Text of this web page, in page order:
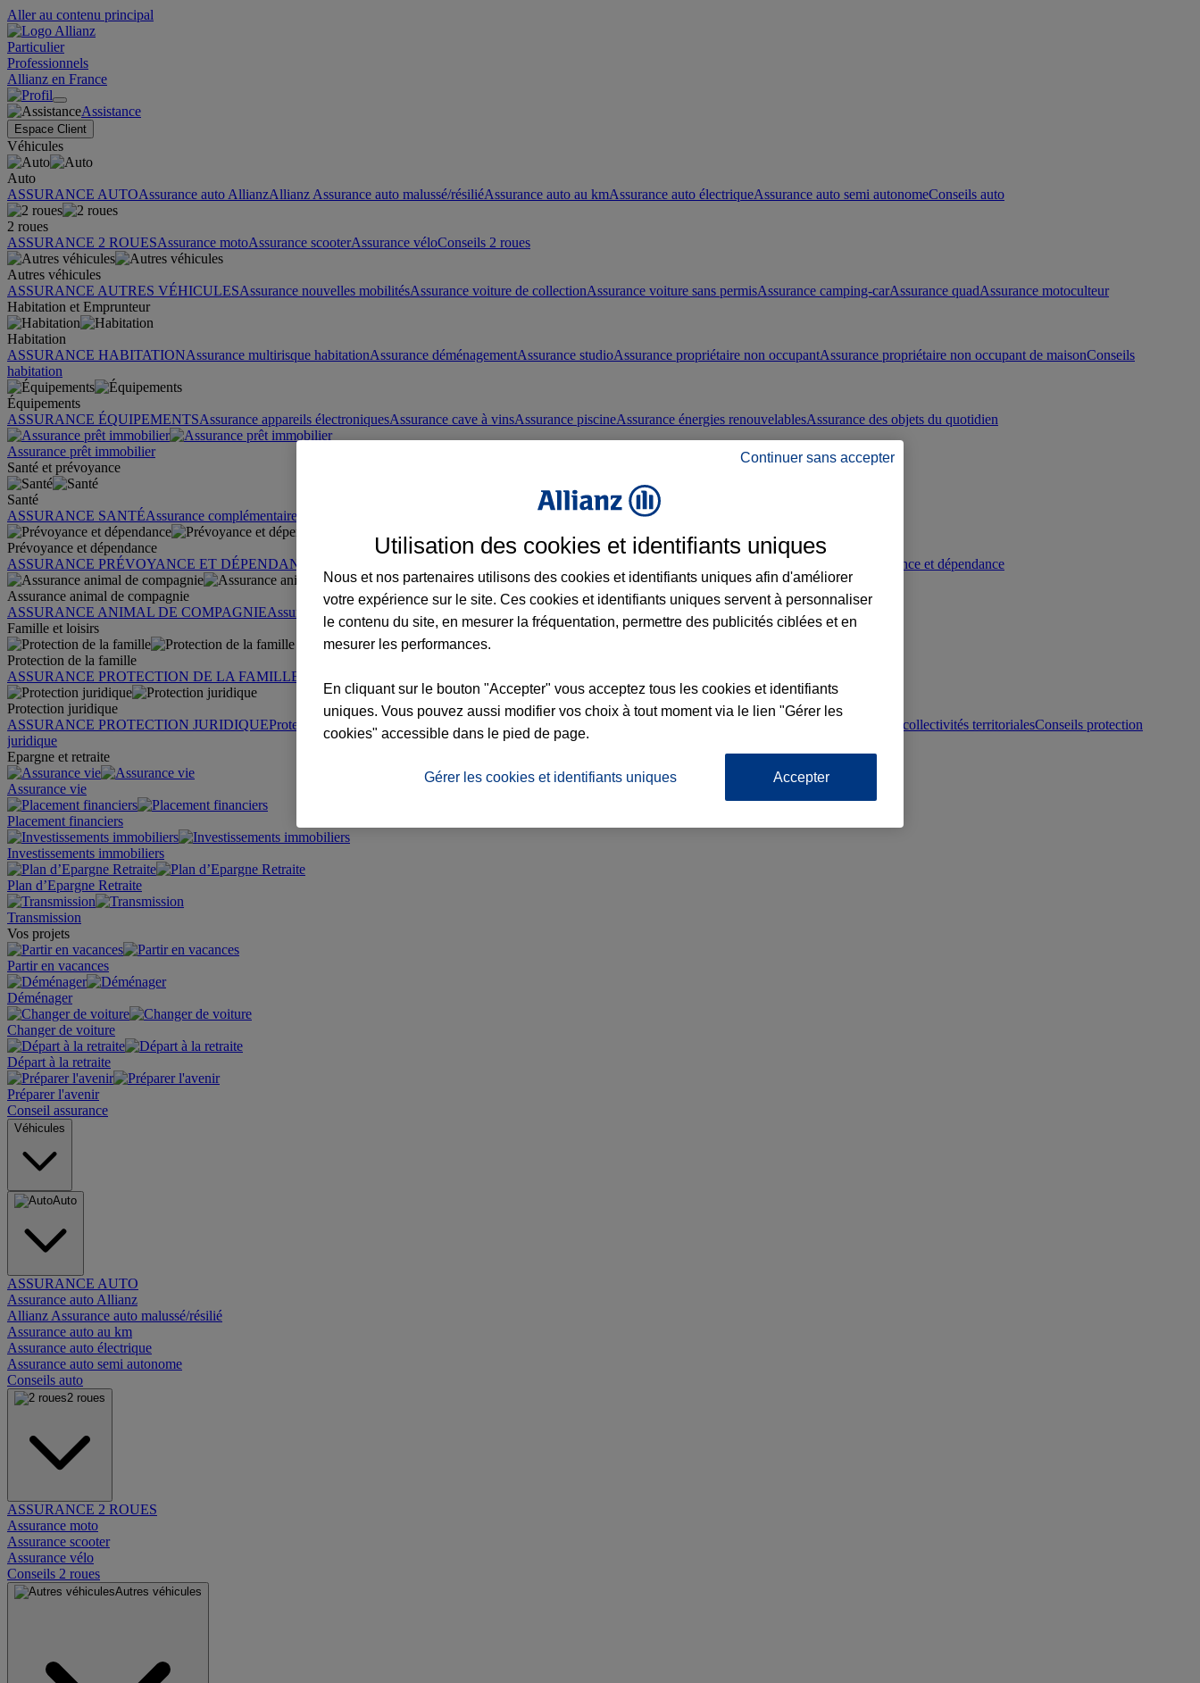
Aller au contenu principal
Particulier
Professionnels
Allianz en France
Assistance
Espace Client
Véhicules
Auto
ASSURANCE AUTOAssurance auto AllianzAllianz Assurance auto malussé/résiliéAssurance auto au kmAssurance auto électriqueAssurance auto semi autonomeConseils auto
2 roues
ASSURANCE 2 ROUESAssurance motoAssurance scooterAssurance véloConseils 2 roues
Autres véhicules
ASSURANCE AUTRES VÉHICULESAssurance nouvelles mobilitésAssurance voiture de collectionAssurance voiture sans permisAssurance camping-carAssurance quadAssurance motoculteur
Habitation et Emprunteur
Habitation
ASSURANCE HABITATIONAssurance multirisque habitationAssurance déménagementAssurance studioAssurance propriétaire non occupantAssurance propriétaire non occupant de maisonConseils
habitation
Équipements
ASSURANCE ÉQUIPEMENTSAssurance appareils électroniquesAssurance cave à vinsAssurance piscineAssurance énergies renouvelablesAssurance des objets du quotidien
Assurance prêt immobilier
Santé et prévoyance
Santé
ASSURANCE SANTÉAssurance complémentaire santé Conseils santé
Prévoyance et dépendance
ASSURANCE PRÉVOYANCE ET DÉPENDANCE
Conseils prévoyance et dépendance
Assurance animal de compagnie
ASSURANCE ANIMAL DE COMPAGNIEAssurance chien Assurance chat
Conseils animal de compagnie
Famille et loisirs
Protection de la famille
ASSURANCE PROTECTION DE LA FAMILLE
Protection juridique
ASSURANCE PROTECTION JURIDIQUEProtection juridique particuliers Protection juridique immobilière Protection juridique collectivités territorialesConseils protection
juridique
Epargne et retraite
Assurance vie
Placement financiers
Investissements immobiliers
Plan d’Epargne Retraite
Transmission
Vos projets
Partir en vacances
Déménager
Changer de voiture
Départ à la retraite
Préparer l'avenir
Conseil assurance
Véhicules
Auto
ASSURANCE AUTO
Assurance auto Allianz
Allianz Assurance auto malussé/résilié
Assurance auto au km
Assurance auto électrique
Assurance auto semi autonome
Conseils auto
2 roues
ASSURANCE 2 ROUES
Assurance moto
Assurance scooter
Assurance vélo
Conseils 2 roues
Autres véhicules
Continuer sans accepter
Utilisation des cookies et identifiants uniques
Nous et nos partenaires utilisons des cookies et identifiants uniques afin d'améliorer
votre expérience sur le site. Ces cookies et identifiants uniques servent à personnaliser
le contenu du site, en mesurer la fréquentation, permettre des publicités ciblées et en
mesurer les performances.
En cliquant sur le bouton "Accepter" vous acceptez tous les cookies et identifiants
uniques. Vous pouvez aussi modifier vos choix à tout moment via le lien "Gérer les
cookies" accessible dans le pied de page.
Gérer les cookies et identifiants uniques Accepter